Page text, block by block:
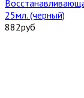
25мл. (черный)
882руб